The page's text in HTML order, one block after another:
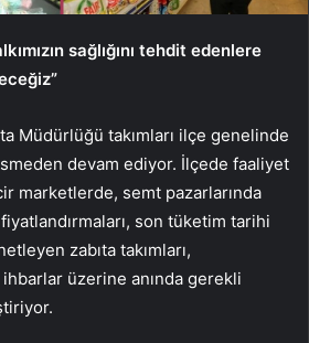
sağlığını tehdit edenlere
Müdürlüğü takımları ilçe genelinde
devam ediyor. İlçede faaliyet
marketlerde, semt pazarlarında
son tüketim tarihi
zabıta takımları,
üzerine anında gerekli